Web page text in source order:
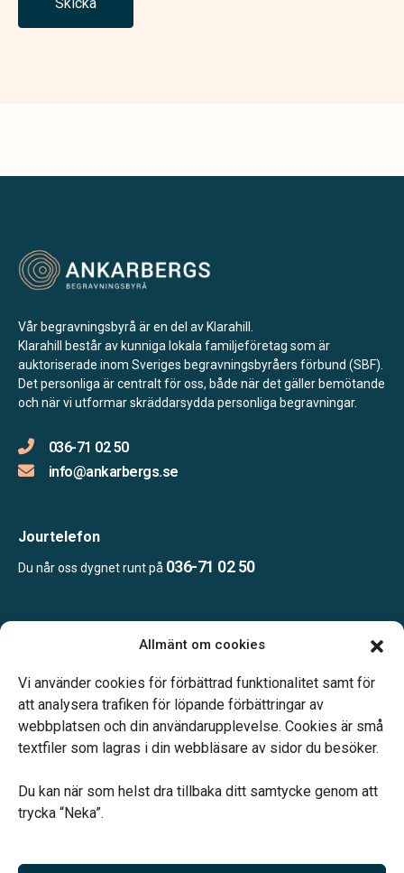
Allmänt om cookies
Vi använder cookies för förbättrad funktionalitet samt för
att analysera trafiken för löpande förbättringar av
webbplatsen och din användarupplevelse. Cookies är små
textfiler som lagras i din webbläsare av sidor du besöker.
Du kan när som helst dra tillbaka ditt samtycke genom att
trycka “Neka”.
Vår begravningsbyrå är en del av Klarahill.
Klarahill består av kunniga lokala familjeföretag som är
auktoriserade inom Sveriges begravningsbyråers förbund (SBF).
Det personliga är centralt för oss, både när det gäller bemötande
och när vi utformar skräddarsydda personliga begravningar.
036-71 02 50
info@ankarbergs.se
Jourtelefon
Du når oss dygnet runt på 036-71 02 50
Telefonjour dygnet runt.
Vårt systerbolag Verahill hjälper dig med familjejuridiken –